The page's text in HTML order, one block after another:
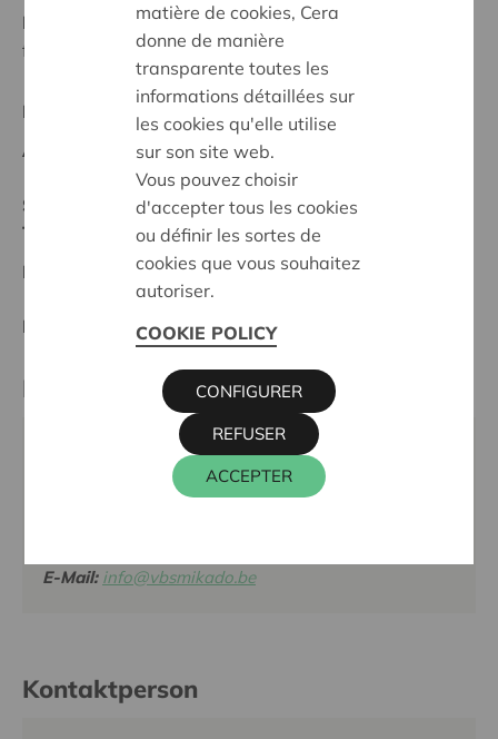
Programm:
Construire des villages et des quartiers
forts, avec des voisins bienveillants
Regionales Projekt
Anfangsdatum:17/02/2025
Stand :
Complete
Tielt-Torhout
Datum:
17/02/2025
Entscheidung:Approved
Partner
basisschool Mikado onderdeel van
PoelbergOmmeland, Wakkensesteenweg 11, 8720
E-Mail: info@vbsmikado.be
Kontaktperson
matière de cookies, Cera
donne de manière
transparente toutes les
informations détaillées sur
les cookies qu'elle utilise
sur son site web.
Vous pouvez choisir
d'accepter tous les cookies
ou définir les sortes de
cookies que vous souhaitez
autoriser.
COOKIE POLICY
ACCEPTER
REFUSER
CONFIGURER